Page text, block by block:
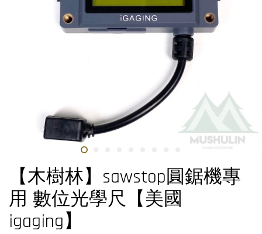
【木樹林】sawstop圓鋸機專
用 數位光學尺【美國
igaging】